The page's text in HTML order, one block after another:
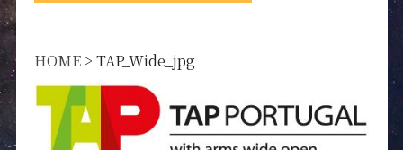
HOME> TAP_Wide_jpg